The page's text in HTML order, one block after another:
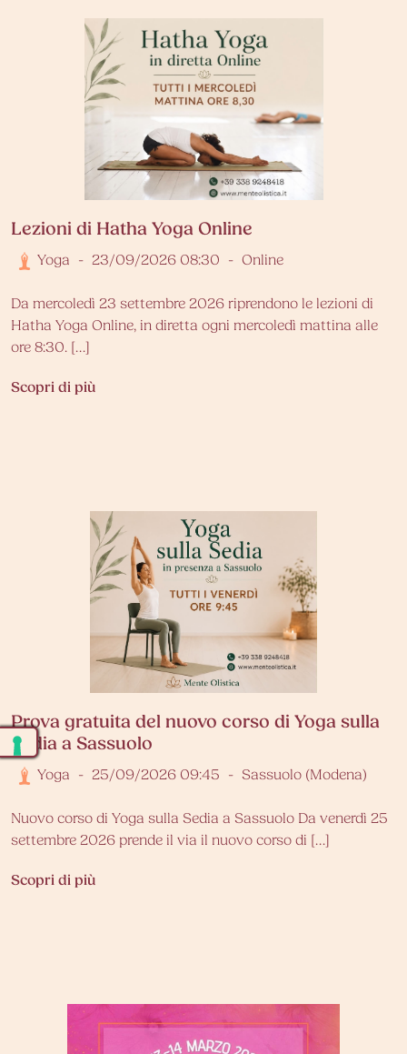
Lezioni di Hatha Yoga Online
Yoga - 23/09/2026 08:30 - Online
Da mercoledì 23 settembre 2026 riprendono le lezioni di
Hatha Yoga Online, in diretta ogni mercoledì mattina alle
ore 8:30. […]
Scopri di più
Prova gratuita del nuovo corso di Yoga sulla
Sedia a Sassuolo
Yoga - 25/09/2026 09:45 - Sassuolo (Modena)
Nuovo corso di Yoga sulla Sedia a Sassuolo Da venerdì 25
settembre 2026 prende il via il nuovo corso di […]
Scopri di più